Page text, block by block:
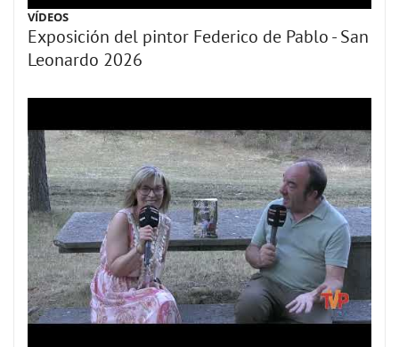
VÍDEOS
Exposición del pintor Federico de Pablo - San
Leonardo 2026